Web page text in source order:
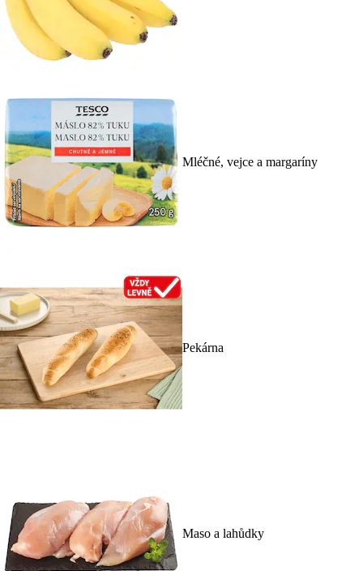
Mléčné, vejce a margaríny
Pekárna
Maso a lahůdky